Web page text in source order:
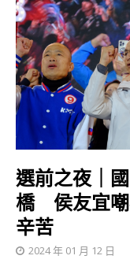
選前之夜｜
橋 侯友宜嘲
辛苦
2024 年 01 月 12 日